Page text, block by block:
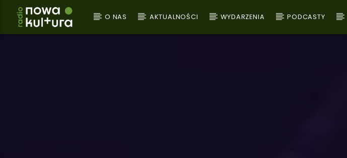
O NAS AKTUALNOŚCI WYDARZENIA PODCASTY